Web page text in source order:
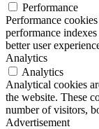
Performance
Performance
performance
better user
Analytics
Analytics
Analytical cookies
the website. These
number of visitors,
Advertisement